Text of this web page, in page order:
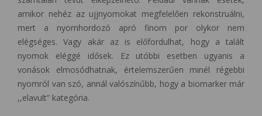
amikor nehéz az ujjnyomokat megfelelően rekonstruálni,
mert a nyomhordozó apró finom por olykor nem
elégséges. Vagy akár az is előfordulhat, hogy a talált
nyomok eléggé idősek. Ez utóbbi esetben ugyanis a
vonások elmosódhatnak, értelemszerűen minél régebbi
nyomról van szó, annál valószínűbb, hogy a biomarker már
,,elavult” kategória.